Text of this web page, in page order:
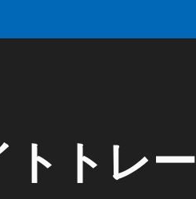
トトレー